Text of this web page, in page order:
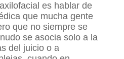
es hablar de
que mucha gente
que no siempre se
se asocia solo a la
del juicio o a